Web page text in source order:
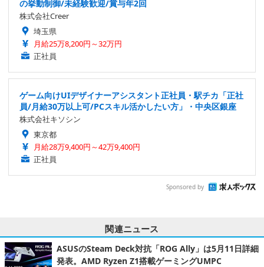
の挙動制御/未経験歓迎/賞与年2回
株式会社Creer
埼玉県
月給25万8,200円～32万円
正社員
ゲーム向けUIデザイナーアシスタント正社員・駅チカ「正社
員/月給30万以上可/PCスキル活かしたい方」・中央区銀座
株式会社キソシン
東京都
月給28万9,400円～42万9,400円
正社員
Sponsored by
関連ニュース
ASUSのSteam Deck対抗「ROG Ally」は5月11日詳細
発表。AMD Ryzen Z1搭載ゲーミングUMPC